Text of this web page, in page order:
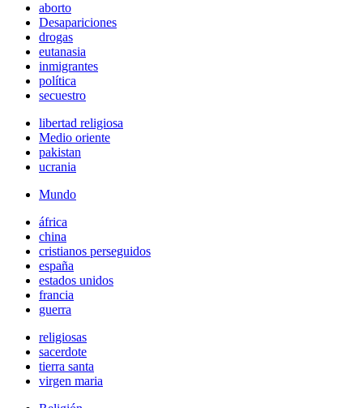
aborto
Desapariciones
drogas
eutanasia
inmigrantes
política
secuestro
libertad religiosa
Medio oriente
pakistan
ucrania
Mundo
áfrica
china
cristianos perseguidos
españa
estados unidos
francia
guerra
religiosas
sacerdote
tierra santa
virgen maria